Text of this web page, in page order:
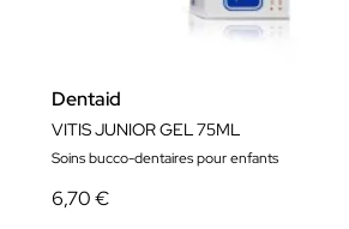
Dentaid
VITIS JUNIOR GEL 75ML
Soins bucco-dentaires pour enfants
6,70 €